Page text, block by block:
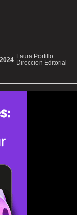
Laura Portillo
Direccion Editorial